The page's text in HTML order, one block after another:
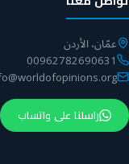
عمّان، الأردن
00962782690631
راسلنا على واتساب